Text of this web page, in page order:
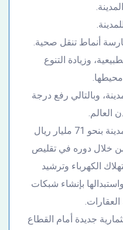
أنماط تنقل صحية.
وزيادة التنوع
وبالتالي رفع درجة
العالم.
تحقيق عائد اقتصادي للمدينة بنحو 71 مليار ريال
من خلال دوره في تقليص
الكهرباء وترشيد
بإنشاء شبكات
جديدة أمام القطاع